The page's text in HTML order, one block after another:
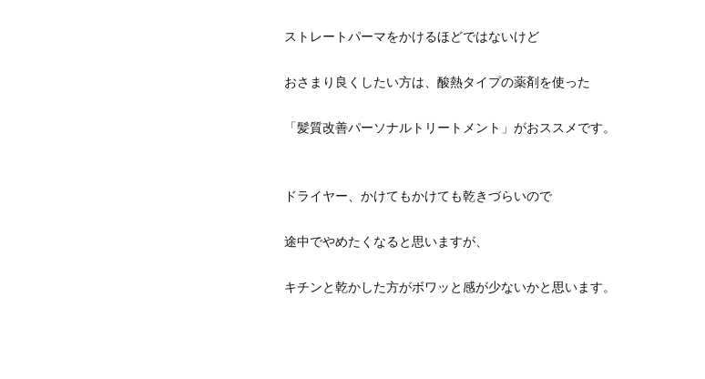
ストレートパーマをかけるほどではないけど
おさまり良くしたい方は、酸熱タイプの薬剤を使った
「髪質改善パーソナルトリートメント」がおススメです。
ドライヤー、かけてもかけても乾きづらいので
途中でやめたくなると思いますが、
キチンと乾かした方がボワッと感が少ないかと思います。